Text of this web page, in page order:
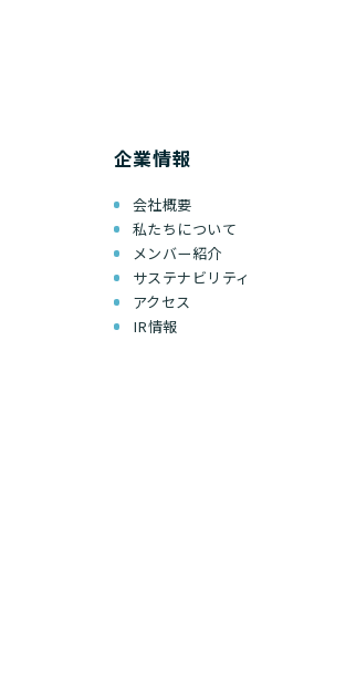
企業情報
会社概要
私たちについて
メンバー紹介
サステナビリティ
アクセス
IR情報